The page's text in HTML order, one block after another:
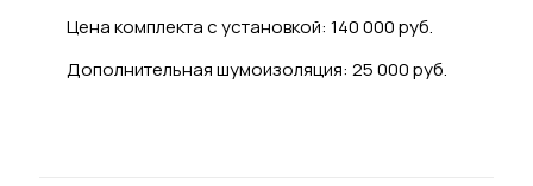
Цена комплекта с установкой: 140 000 руб.
Дополнительная шумоизоляция: 25 000 руб.